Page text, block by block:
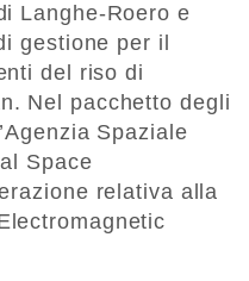
Langhe-Roero e
gestione per il
del riso di
Nel pacchetto degli
Spaziale
Space
relativa alla